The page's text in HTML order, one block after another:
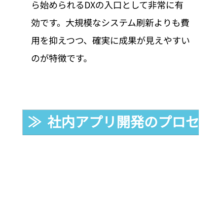
ら始められるDXの入口として非常に有
効です。大規模なシステム刷新よりも費
用を抑えつつ、確実に成果が見えやすい
のが特徴です。
≫  社内アプリ開発のプロセス